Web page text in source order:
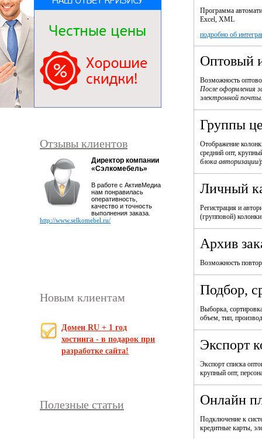
Отзывы клиентов
Директор компании
«Сэлкомебель»
В работе с АктивМедиа
нам понравилась
оперативность,
качество и точность
выполнения заказа.
http://www.selkomebel.ru/
Воеводина Татьяна
Павловна
Руководитель проекта
«Твой Гид – экскурсии
по Нижнему
Новгороду»
Спасибо «АктивМедиа» за работу,
понимание клиента и за красивый сайт.
Новым клиентам
Домен RU + 1 год
хостинга - в подарок при
разработке сайта!
Полезные статьи
Программа
Excel, XML
подробно об
Оптовый
Возможность
После оформления
электронной почты.
Группы
Отображение
средний опт,
блока
Личный
Регистрация и
(групповой)
Архив
Возможность
Подбор,
Выборка,
объем, тип,
Экспорт
Экспорт списка
крупный опт,
Онлайн
Подключение к
кредитные карты,